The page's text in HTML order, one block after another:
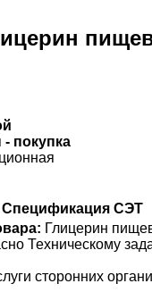
- покупка
Спецификация СЭТ
Глицерин
Техническому
сторонних